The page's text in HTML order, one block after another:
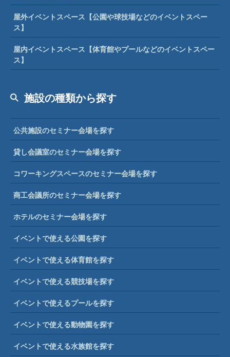
屋外イベントスペース【公園や球技場などのイベントスペー
ス】
屋内イベントスペース【体育館やプールなどのイベントスペー
ス】
施設の種類から探す
公共施設のセミナー会場を探す
貸し会議室のセミナー会場を探す
コワーキングスペースのセミナー会場を探す
商工会議所のセミナー会場を探す
ホテルのセミナー会場を探す
イベントで使える公園を探す
イベントで使える体育館を探す
イベントで使える競技場を探す
イベントで使えるプールを探す
イベントで使える動物園を探す
イベントで使える水族館を探す